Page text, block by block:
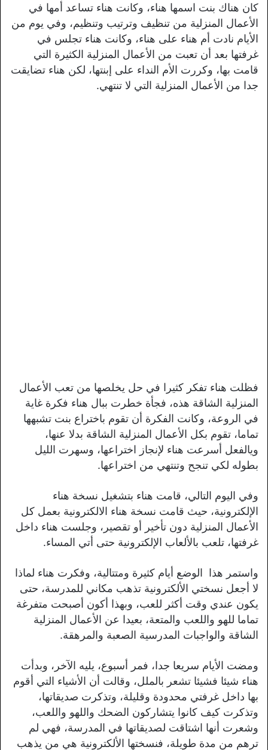
كان هناك بنت اسمها هناء، وكانت هناء تساعد أمها في
الأعمال المنزلية من تنظيف وترتيب وتنظيم، وفي يوم من
الأيام نادت أم هناء على هناء، وكانت هناء تجلس في
غرفتها بعد أن تعبت من الأعمال المنزلية الكثيرة التي
قامت بها، وكررت الأم النداء على إبنتها، لكن هناء تضايقت
جدا من الأعمال المنزلية التي لا تنتهي.
فظلت هناء تفكر كثيرا في حل يخلصها من تعب الأعمال
المنزلية الشاقة هذه، فجأة خطرت ببال هناء فكرة غاية
في الروعة، وكانت الفكرة أن تقوم باختراع بنت تشبهها
تماما، تقوم بكل الأعمال المنزلية الشاقة بدلا عنها،
ويالفعل أسرعت هناء لإنجاز اختراعها، وسهرت الليل
بطوله لكي تنجح وتنتهي من اختراعها.
وفي اليوم التالي، قامت هناء بتشغيل نسخة هناء
الإلكترونية، حيث قامت نسخة هناء الالكترونية بعمل كل
الأعمال المنزلية دون تأخير أو تقصير، وجلست هناء داخل
غرفتها، تلعب بالألعاب الإلكترونية حتى أتي المساء.
واستمر هذا الوضع أيام كثيرة ومتتالية، وفكرت هناء لماذا
لا أجعل نسختي الألكترونية تذهب مكاني للمدرسة، حتى
يكون عندي وقت أكثر للعب، وبهذا أكون أصبحت متفرغة
تماما للهو واللعب والمتعة، بعيدا عن الأعمال المنزلية
الشاقة والواجبات المدرسية الصعبة والمرهقة.
ومضت الأيام سريعا جدا، فمر أسبوع، يليه الآخر، وبدأت
هناء شيئا فشيئا تشعر بالملل، وقالت أن الأشياء التي أقوم
بها داخل غرفتي محدودة وقليلة، وتذكرت صديقاتها،
وتذكرت كيف كانوا يتشاركون الضحك واللهو واللعب،
وشعرت أنها اشتاقت لصديقاتها في المدرسة، فهي لم
ترهم من مدة طويلة، فنسختها الألكترونية هي من يذهب